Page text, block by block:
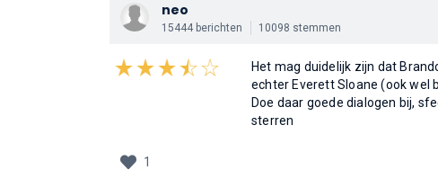
neo
15444 berichten 10098 stemmen
Het mag duidelijk zijn dat
echter Everett Sloane (ook wel
Doe daar goede dialogen bij,
sterren
1